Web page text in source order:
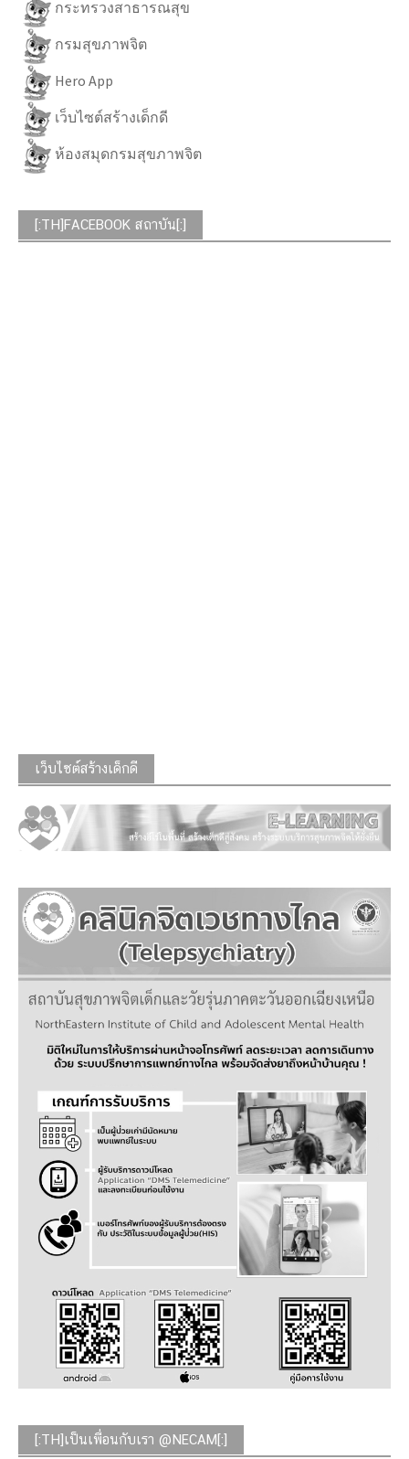
กระทรวงสาธารณสุข
กรมสุขภาพจิต
Hero App
เว็บไซต์สร้างเด็กดี
ห้องสมุดกรมสุขภาพจิต
[:TH]FACEBOOK สถาบัน[:]
เว็บไซต์สร้างเด็กดี
[:TH]เป็นเพื่อนกับเรา @NECAM[:]